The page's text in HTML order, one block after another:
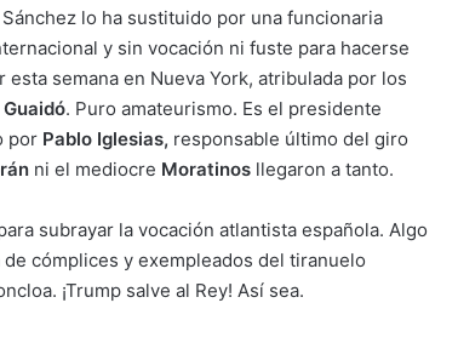
lo ha sustituido por una funcionaria
y sin vocación ni fuste para hacerse
semana en Nueva York, atribulada por los
Guaidó. Puro amateurismo. Es el presidente
por Pablo Iglesias, responsable último del giro
ni el mediocre Moratinos llegaron a tanto.
subrayar la vocación atlantista española. Algo
cómplices y exempleados del tiranuelo
¡Trump salve al Rey! Así sea.